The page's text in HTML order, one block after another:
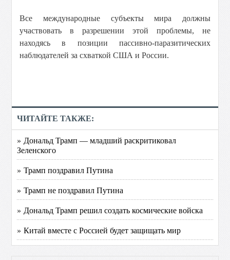
Все международные субъекты мира должны
участвовать в разрешении этой проблемы, не
находясь в позиции пассивно-паразитических
наблюдателей за схваткой США и России.
ЧИТАЙТЕ ТАКЖЕ:
» Дональд Трамп — младший раскритиковал
Зеленского
» Трамп поздравил Путина
» Трамп не поздравил Путина
» Дональд Трамп решил создать космические войска
» Китай вместе с Россией будет защищать мир